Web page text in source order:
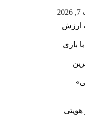
ارزش
بازی